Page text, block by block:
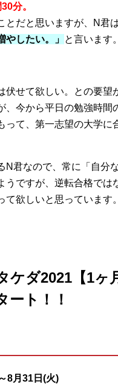
分。
とだと思いますが、N君
やしたい。」 と言います。
伏せて欲しい。との要望
、今から平日の勉強時間
って、第一志望の大学に
N君なので、常に「自分
うですが、逆転合格では
て欲しいと思っています。
ケダ2021【1ヶ
ート！！
8月31日(火)